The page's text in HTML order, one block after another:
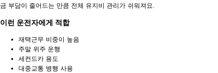
금 부담이 줄어드는 만큼 전체 유지비 관리가 쉬워져요.
이런 운전자에게 적합
재택근무 비중이 높음
주말 위주 운행
세컨드카 용도
대중교통 병행 사용